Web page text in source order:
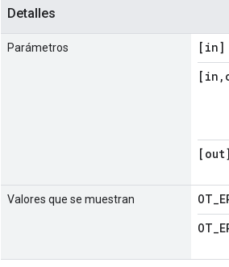
Detalles
Parámetros [in]
[in ,
Valores que se muestran OT_
OT_